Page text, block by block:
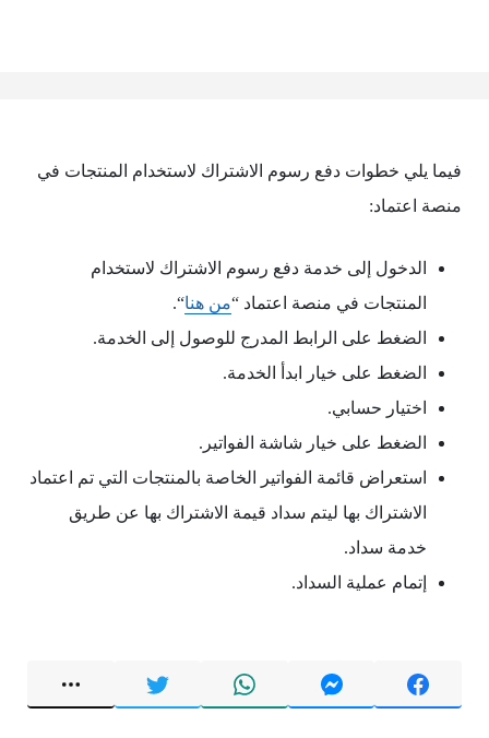
فيما يلي خطوات دفع رسوم الاشتراك لاستخدام المنتجات في
منصة اعتماد:
الدخول إلى خدمة دفع رسوم الاشتراك لاستخدام
المنتجات في منصة اعتماد “من هنا“.
الضغط على الرابط المدرج للوصول إلى الخدمة.
الضغط على خيار ابدأ الخدمة.
اختيار حسابي.
الضغط على خيار شاشة الفواتير.
استعراض قائمة الفواتير الخاصة بالمنتجات التي تم اعتماد
الاشتراك بها ليتم سداد قيمة الاشتراك بها عن طريق
خدمة سداد.
إتمام عملية السداد.